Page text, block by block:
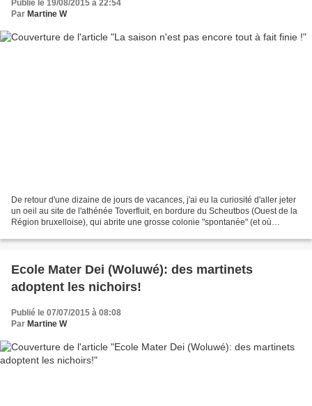
Publié le 19/08/2015 à 22:54
Par Martine W
De retour d'une dizaine de jours de vacances, j'ai eu la curiosité d'aller jeter
un oeil au site de l'athénée Toverfluit, en bordure du Scheutbos (Ouest de la
Région bruxelloise), qui abrite une grosse colonie "spontanée" (et où
Ecole Mater Dei (Woluwé): des martinets
adoptent les nichoirs!
Publié le 07/07/2015 à 08:08
Par Martine W